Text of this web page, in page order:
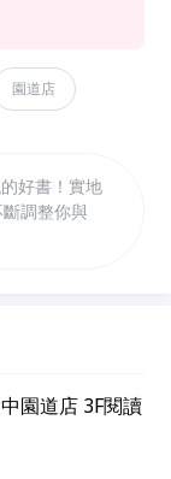
園道店
好書！實地
調整你與
園道店 3F閱讀